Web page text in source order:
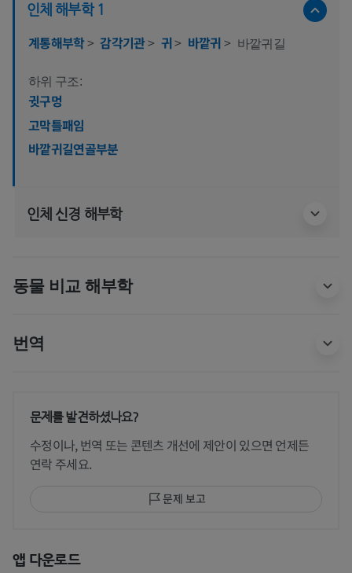
인체 해부학 1
계통해부학> 감각기관> 귀> 바깥귀> 바깥귀길
하위 구조:
귓구멍
고막틀패임
바깥귀길연골부분
인체 신경 해부학
동물 비교 해부학
번역
문제를 발견하셨나요?
수정이나, 번역 또는 콘텐츠 개선에 제안이 있으면 언제든
연락 주세요.
문제 보고
앱 다운로드